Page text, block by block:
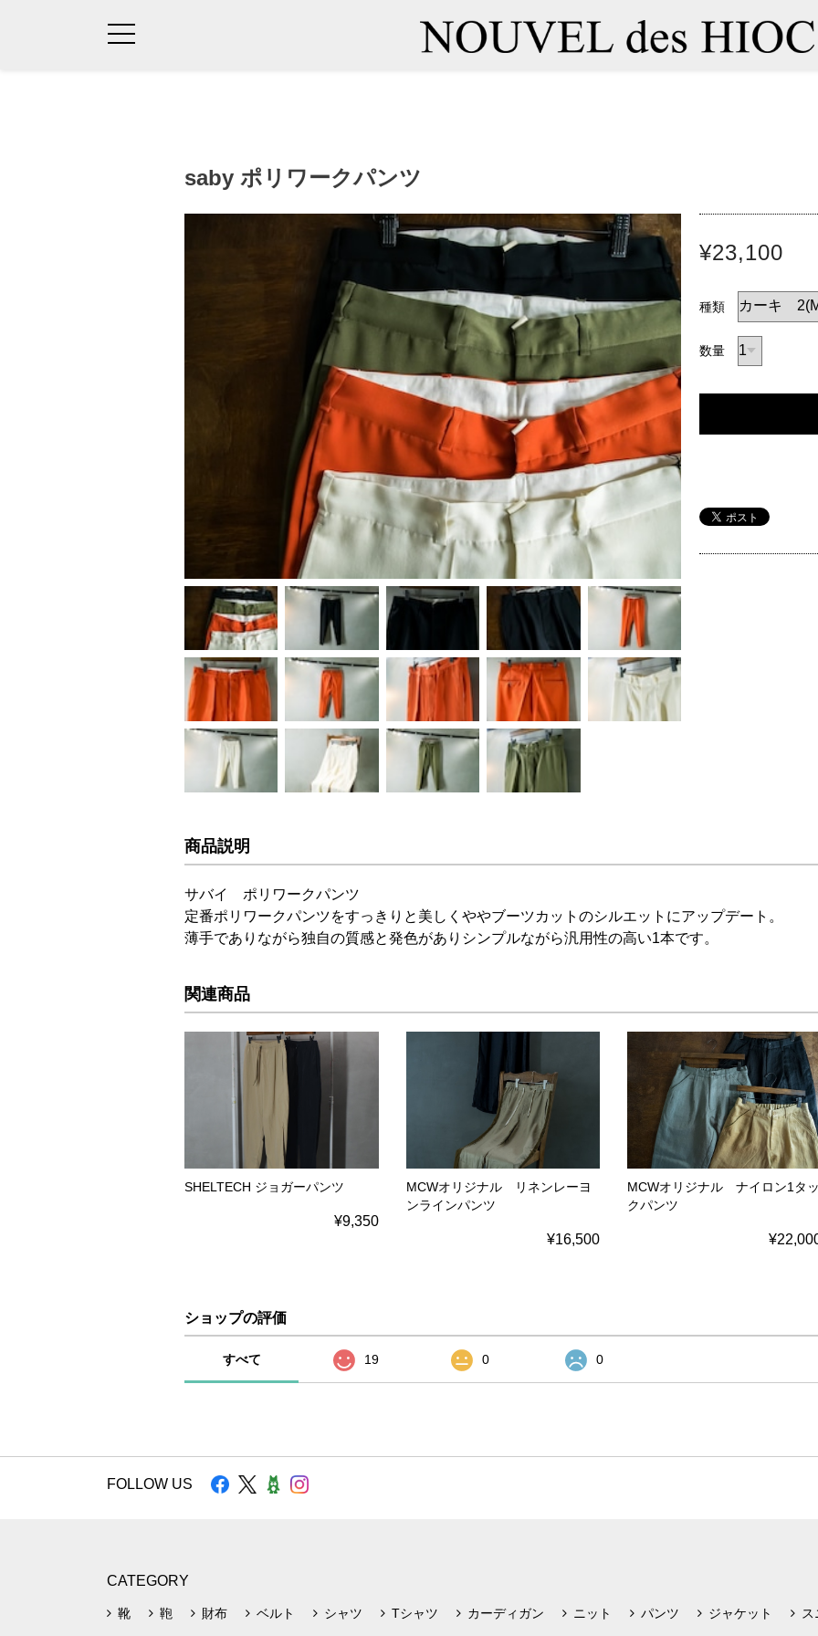
saby ポリワークパンツ
¥23,100
種類
数量
商品説明
サバイ ポリワークパンツ
定番ポリワークパンツをすっきりと美しくややブーツカットのシルエットにアップデート。
薄手でありながら独自の質感と発色がありシンプルながら汎用性の高い1本です。
関連商品
SHELTECH ジョガーパンツ
¥9,350
MCWオリジナル リネンレーヨ
ンラインパンツ
¥16,500
MCWオリジナル ナイロン1タ
クパンツ
ショップの評価
すべて 19 0 0
FOLLOW US
CATEGORY
靴 鞄 財布 ベルト シャツ Tシャツ カーディガン ニット パンツ ジャケット